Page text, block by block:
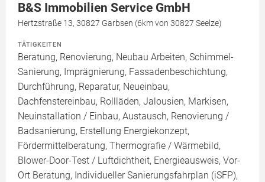
B&S Immobilien Service GmbH
Hertzstraße 13, 30827 Garbsen (6km von 30827 Seelze)
TÄTIGKEITEN
Beratung, Renovierung, Neubau Arbeiten, Schimmel-
Sanierung, Imprägnierung, Fassadenbeschichtung,
Durchführung, Reparatur, Neueinbau,
Dachfenstereinbau, Rollläden, Jalousien, Markisen,
Neuinstallation / Einbau, Austausch, Renovierung /
Badsanierung, Erstellung Energiekonzept,
Fördermittelberatung, Thermografie / Wärmebild,
Blower-Door-Test / Luftdichtheit, Energieausweis, Vor-
Ort Beratung, Individueller Sanierungsfahrplan (iSFP),